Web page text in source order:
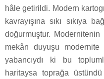
hâle getirildi. Modern
kavrayışına sıkı sıkıya
doğurmuştur.
mekân duyuşu
yabancıydı ki bu
haritaysa toprağa